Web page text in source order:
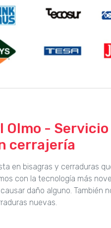
Olmo - Servicio
cerrajería
en bisagras y cerraduras
con la tecnología más
daño alguno. También
nuevas.